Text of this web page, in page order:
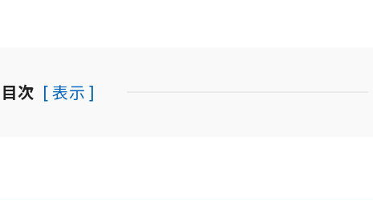
目次 [ 表示 ]